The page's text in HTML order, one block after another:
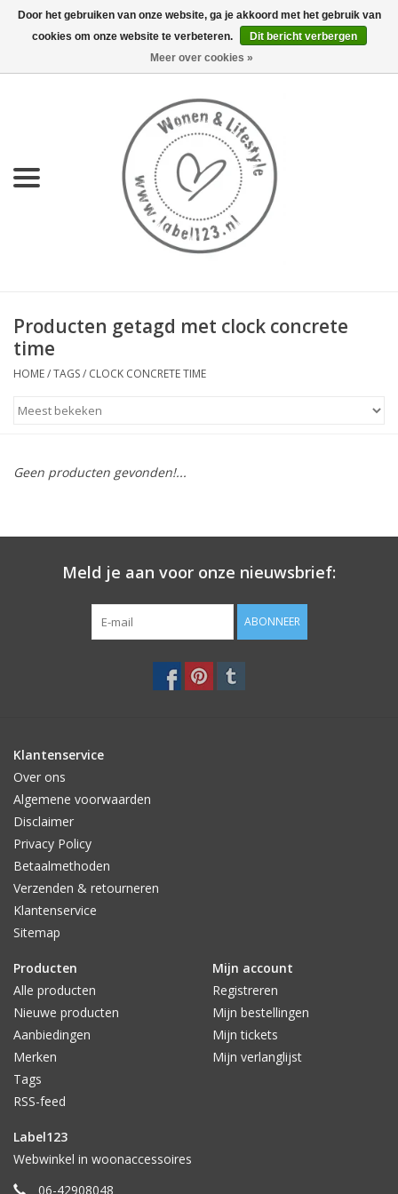
0 Artikelen - €0,00
KEUKEN
LIFESTYLE
OUTDOOR
SALE
Producten getagd met clock concrete
time
HOME/TAGS/ CLOCK CONCRETE TIME
Geen producten gevonden!...
Meld je aan voor onze nieuwsbrief:
ABONNEER
Klantenservice
Over ons
Algemene voorwaarden
Disclaimer
Privacy Policy
Betaalmethoden
Verzenden & retourneren
Klantenservice
Sitemap
Producten
Alle producten
Nieuwe producten
Aanbiedingen
Merken
Tags
RSS-feed
Mijn account
Registreren
Mijn bestellingen
Mijn tickets
Mijn verlanglijst
Label123
Webwinkel in woonaccessoires
06-42908048
Door het gebruiken van onze website, ga je akkoord met het gebruik van
cookies om onze website te verbeteren.
Dit bericht verbergen
Meer over cookies »